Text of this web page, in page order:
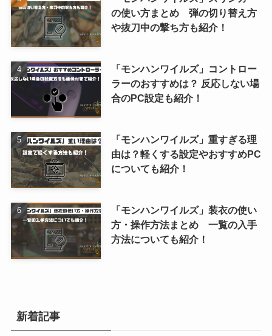
の使い方まとめ 弾の切り替え方
や抜刀中の撃ち方も紹介！
「モンハンワイルズ」コントロー
ラーのおすすめは？ 反応しない場
合のPC設定も紹介！
「モンハンワイルズ」重すぎる理
由は？軽くする設定やおすすめPC
についても紹介！
「モンハンワイルズ」装衣の使い
方・操作方法まとめ 一覧の入手
方法についても紹介！
新着記事